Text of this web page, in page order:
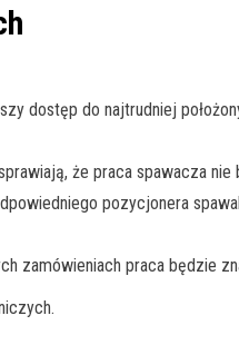
dostęp do najtrudniej
że praca spawacza
pozycjonera
zamówieniach praca będzie